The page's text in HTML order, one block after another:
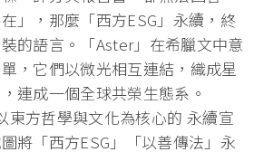
在」，那麼「西方ESG」永續，終
的語言。「Aster」在希臘文中意
，它們以微光相互連結，織成星
連成一個全球共榮生態系。
東方哲學與文化為核心的 永續宣
將「西方ESG」「以善傳法」永